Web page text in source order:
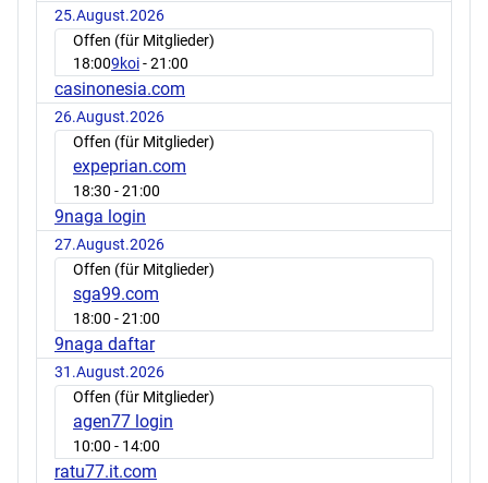
25.August.2026
Offen (für Mitglieder)
18:009koi- 21:00
casinonesia.com
26.August.2026
Offen (für Mitglieder)
expeprian.com
18:30 - 21:00
9naga login
27.August.2026
Offen (für Mitglieder)
sga99.com
18:00 - 21:00
9naga daftar
31.August.2026
Offen (für Mitglieder)
agen77 login
10:00 - 14:00
ratu77.it.com